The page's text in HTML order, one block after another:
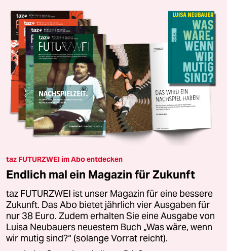
taz FUTURZWEI im Abo entdecken
Endlich mal ein Magazin für Zukunft
taz FUTURZWEI ist unser Magazin für eine bessere
Zukunft. Das Abo bietet jährlich vier Ausgaben für
nur 38 Euro. Zudem erhalten Sie eine Ausgabe von
Luisa Neubauers neuestem Buch „Was wäre, wenn
wir mutig sind?“ (solange Vorrat reicht).